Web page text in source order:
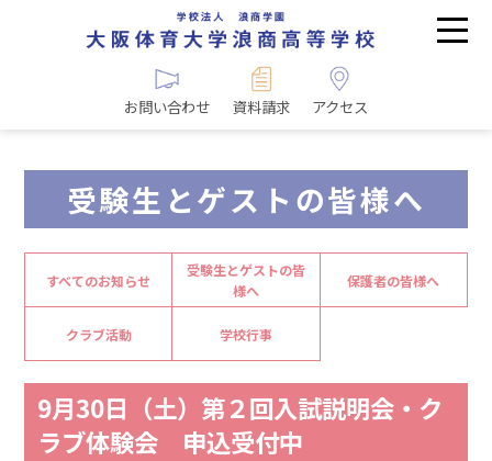
お問い合わせ 資料請求 アクセス
受験生とゲストの皆様へ
すべてのお知らせ
受験生とゲストの皆
様へ
保護者の皆様へ
クラブ活動 学校行事
9月30日（土）第２回入試説明会・ク
ラブ体験会 申込受付中